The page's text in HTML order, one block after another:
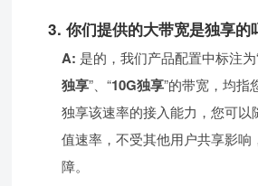
3. 你们提供的大带宽是独享的
A: 是的，我们产品配置中标注为
独享”、“10G独享”的带宽，均指
独享该速率的接入能力，您可以
值速率，不受其他用户共享影响
障。